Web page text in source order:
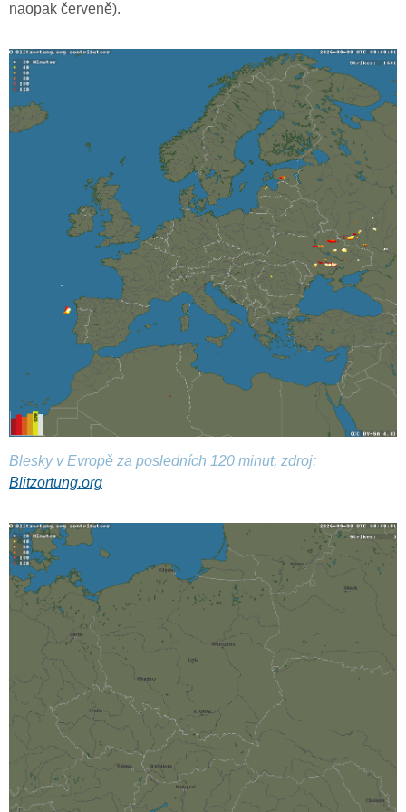
naopak červeně).
Blesky v Evropě za posledních 120 minut, zdroj:
Blitzortung.org